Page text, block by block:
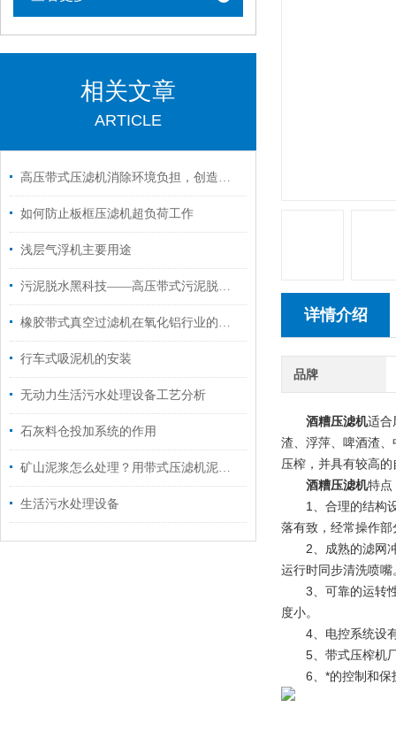
相关文章
ARTICLE
高压带式压滤机消除环境负担，创造美好未来！
如何防止板框压滤机超负荷工作
浅层气浮机主要用途
污泥脱水黑科技——高压带式污泥脱水机
橡胶带式真空过滤机在氧化铝行业的应用分析
行车式吸泥机的安装
无动力生活污水处理设备工艺分析
石灰料仓投加系统的作用
矿山泥浆怎么处理？用带式压滤机泥饼可直接装车运输
生活污水处理设备
详情介绍
品牌
酒糟压滤机适合
渣、浮萍、啤酒渣
压榨，并具有较高
酒糟压滤机特点
1、合理的结构设
落有致，经常操作
2、成熟的滤网冲
运行时同步清洗喷嘴
3、可靠的运转性
度小。
4、电控系统设有*
5、带式压榨机厂
6、*的控制和保护